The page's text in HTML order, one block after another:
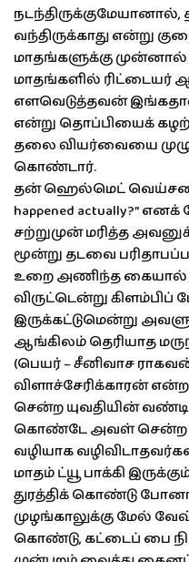
வந்திருக்காது என்று
மாதங்களுக்கு முன்னால்
மாதங்களில் ரிட்டையர்
எளவெடுத்தவன் இங்கதான்
என்று தொப்பியைக்
தலை வியர்வையை
கொண்டார்.
தன் ஹெல்மெட்
happened actually?”
சற்றுமுன் மரித்த
மூன்று தடவை
உறை அணிந்த கையால்
விருட்டென்று
இருக்கட்டுமென்று
ஆங்கிலம் தெரியாத
(பெயர் – சீனிவாச
விளாச்சேரிக்காரன்
சென்ற யுவதியின்
கொண்டே அவள் சென்ற
வழியாக
மாதம் ட்யூ பாக்கி
துரத்திக் கொண்டு
முழங்காலுக்கு மேல்
கொண்டு, கட்டைப் பை